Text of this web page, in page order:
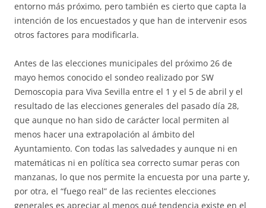
entorno más próximo, pero también es cierto que capta la
intención de los encuestados y que han de intervenir esos
otros factores para modificarla.
Antes de las elecciones municipales del próximo 26 de
mayo hemos conocido el sondeo realizado por SW
Demoscopia para Viva Sevilla entre el 1 y el 5 de abril y el
resultado de las elecciones generales del pasado día 28,
que aunque no han sido de carácter local permiten al
menos hacer una extrapolación al ámbito del
Ayuntamiento. Con todas las salvedades y aunque ni en
matemáticas ni en política sea correcto sumar peras con
manzanas, lo que nos permite la encuesta por una parte y,
por otra, el “fuego real” de las recientes elecciones
generales es apreciar al menos qué tendencia existe en el